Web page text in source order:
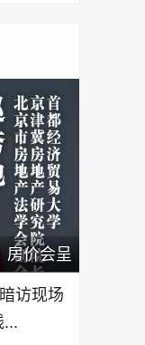
房价会呈
宅男财
访现场
...